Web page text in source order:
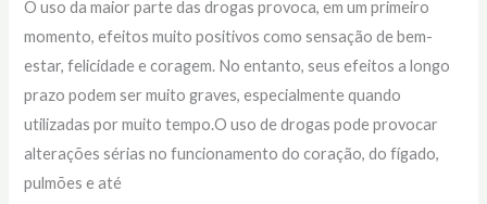
O uso da maior parte das drogas provoca, em um primeiro
momento, efeitos muito positivos como sensação de bem-
estar, felicidade e coragem. No entanto, seus efeitos a longo
prazo podem ser muito graves, especialmente quando
utilizadas por muito tempo.O uso de drogas pode provocar
alterações sérias no funcionamento do coração, do fígado,
pulmões e até